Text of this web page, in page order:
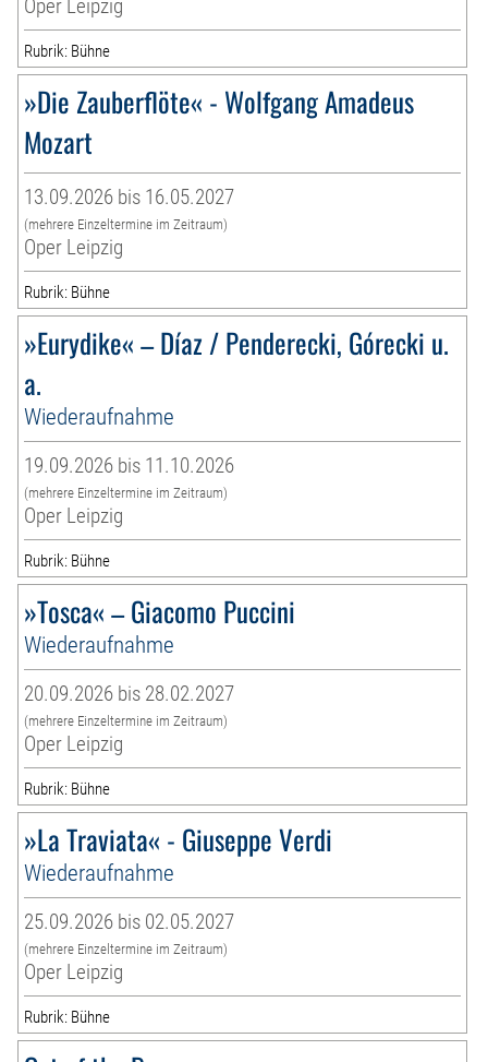
Oper Leipzig
Rubrik: Bühne
»Die Zauberflöte« - Wolfgang Amadeus
Mozart
13.09.2026 bis 16.05.2027
(mehrere Einzeltermine im Zeitraum)
Oper Leipzig
Rubrik: Bühne
»Eurydike« – Díaz / Penderecki, Górecki u.
a.
Wiederaufnahme
19.09.2026 bis 11.10.2026
(mehrere Einzeltermine im Zeitraum)
Oper Leipzig
Rubrik: Bühne
»Tosca« – Giacomo Puccini
Wiederaufnahme
20.09.2026 bis 28.02.2027
(mehrere Einzeltermine im Zeitraum)
Oper Leipzig
Rubrik: Bühne
»La Traviata« - Giuseppe Verdi
Wiederaufnahme
25.09.2026 bis 02.05.2027
(mehrere Einzeltermine im Zeitraum)
Oper Leipzig
Rubrik: Bühne